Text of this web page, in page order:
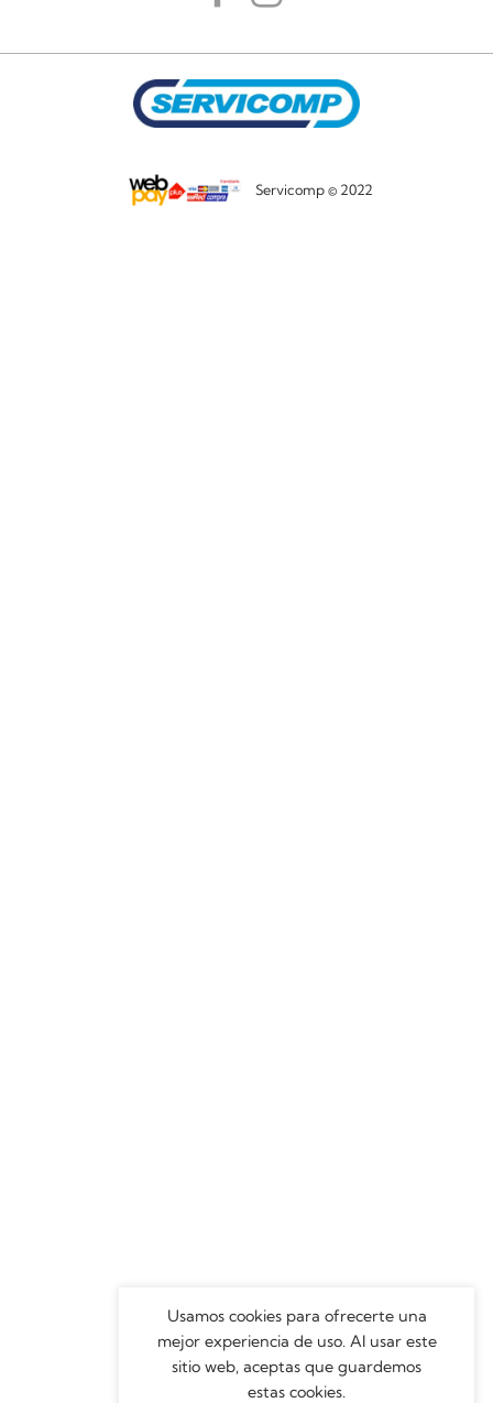
Servicomp © 2022
Usamos cookies para ofrecerte una
mejor experiencia de uso. Al usar este
sitio web, aceptas que guardemos
estas cookies.